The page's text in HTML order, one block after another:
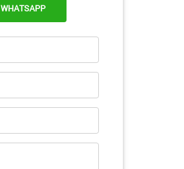
WHATSAPP